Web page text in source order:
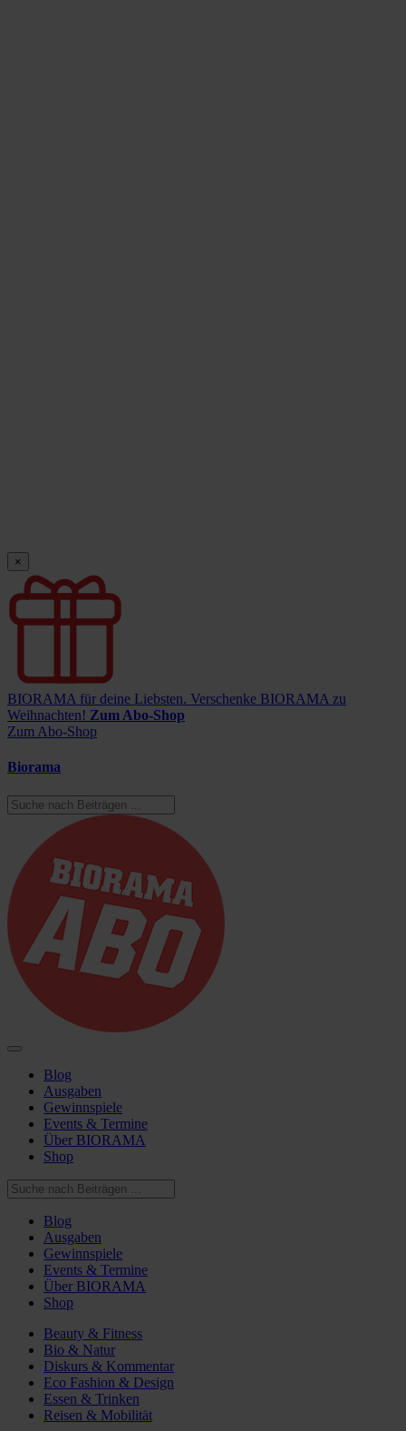
×
BIORAMA für deine Liebsten. Verschenke BIORAMA zu
Weihnachten! Zum Abo-Shop
Zum Abo-Shop
Biorama
Blog
Ausgaben
Gewinnspiele
Events & Termine
Über BIORAMA
Shop
Blog
Ausgaben
Gewinnspiele
Events & Termine
Über BIORAMA
Shop
Beauty & Fitness
Bio & Natur
Diskurs & Kommentar
Eco Fashion & Design
Essen & Trinken
Reisen & Mobilität